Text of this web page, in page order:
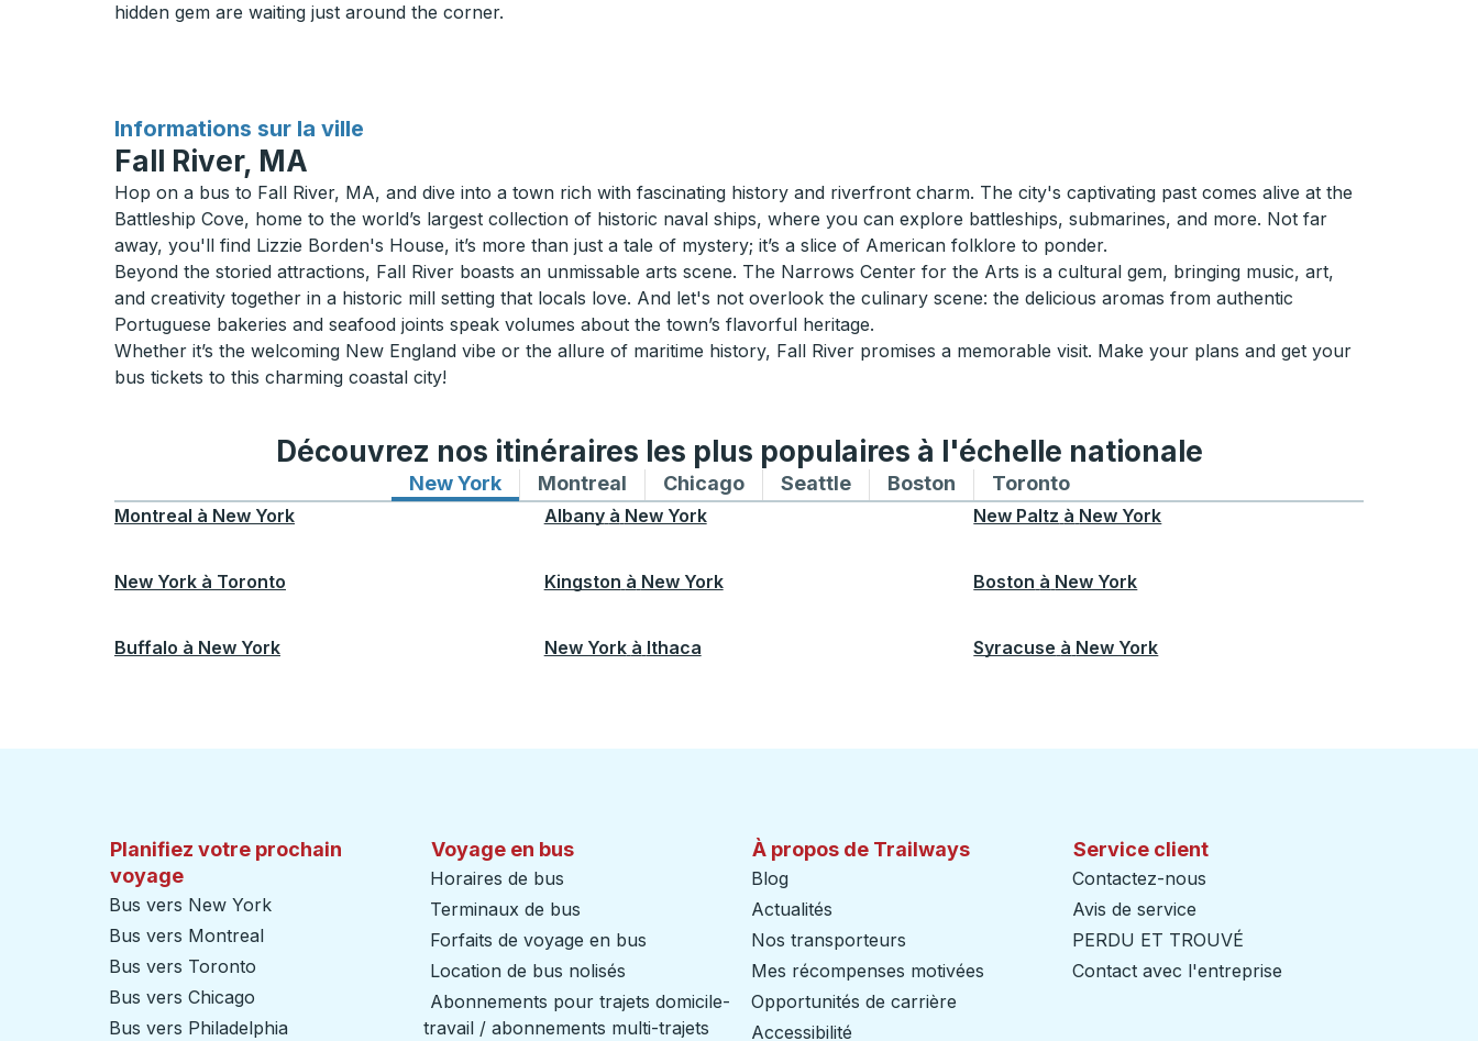
hidden gem are waiting just around the corner.
Informations sur la ville
pour
Fall River, MA
Hop on a bus to Fall River, MA, and dive into a town rich with fascinating history and riverfront charm. The city's captivating past comes alive at the
Battleship Cove, home to the world’s largest collection of historic naval ships, where you can explore battleships, submarines, and more. Not far
away, you'll find Lizzie Borden's House, it’s more than just a tale of mystery; it’s a slice of American folklore to ponder.
Beyond the storied attractions, Fall River boasts an unmissable arts scene. The Narrows Center for the Arts is a cultural gem, bringing music, art,
and creativity together in a historic mill setting that locals love. And let's not overlook the culinary scene: the delicious aromas from authentic
Portuguese bakeries and seafood joints speak volumes about the town’s flavorful heritage.
Whether it’s the welcoming New England vibe or the allure of maritime history, Fall River promises a memorable visit. Make your plans and get your
bus tickets to this charming coastal city!
Découvrez nos itinéraires les plus populaires à l'échelle nationale
New YorkItinéraires de bus vers et depuis New York
Montreal Itinéraires de bus vers et depuis Montreal
ChicagoItinéraires de bus vers et depuis Chicago
SeattleItinéraires de bus vers et depuis Seattle
Boston Itinéraires de bus vers et depuis Boston
TorontoItinéraires de bus vers et depuis Toronto
Montreal à New York Albany à New York New Paltz à New York
New York à Toronto Kingston à New York Boston à New York
Buffalo à New York New York à Ithaca Syracuse à New York
Planifiez votre prochain
voyage
Bus vers New York
Bus vers Montreal
Bus vers Toronto
Bus vers Chicago
Bus vers Philadelphia
Voyage en bus
Horaires de bus
Terminaux de bus
Forfaits de voyage en bus
Location de bus nolisés
Abonnements pour trajets domicile-
travail / abonnements multi-trajets
À propos de Trailways
Blog
Actualités
Nos transporteurs
Mes récompenses motivées
Opportunités de carrière
Accessibilité
Service client
Contactez-nous
Avis de service
PERDU ET TROUVÉ
Contact avec l'entreprise